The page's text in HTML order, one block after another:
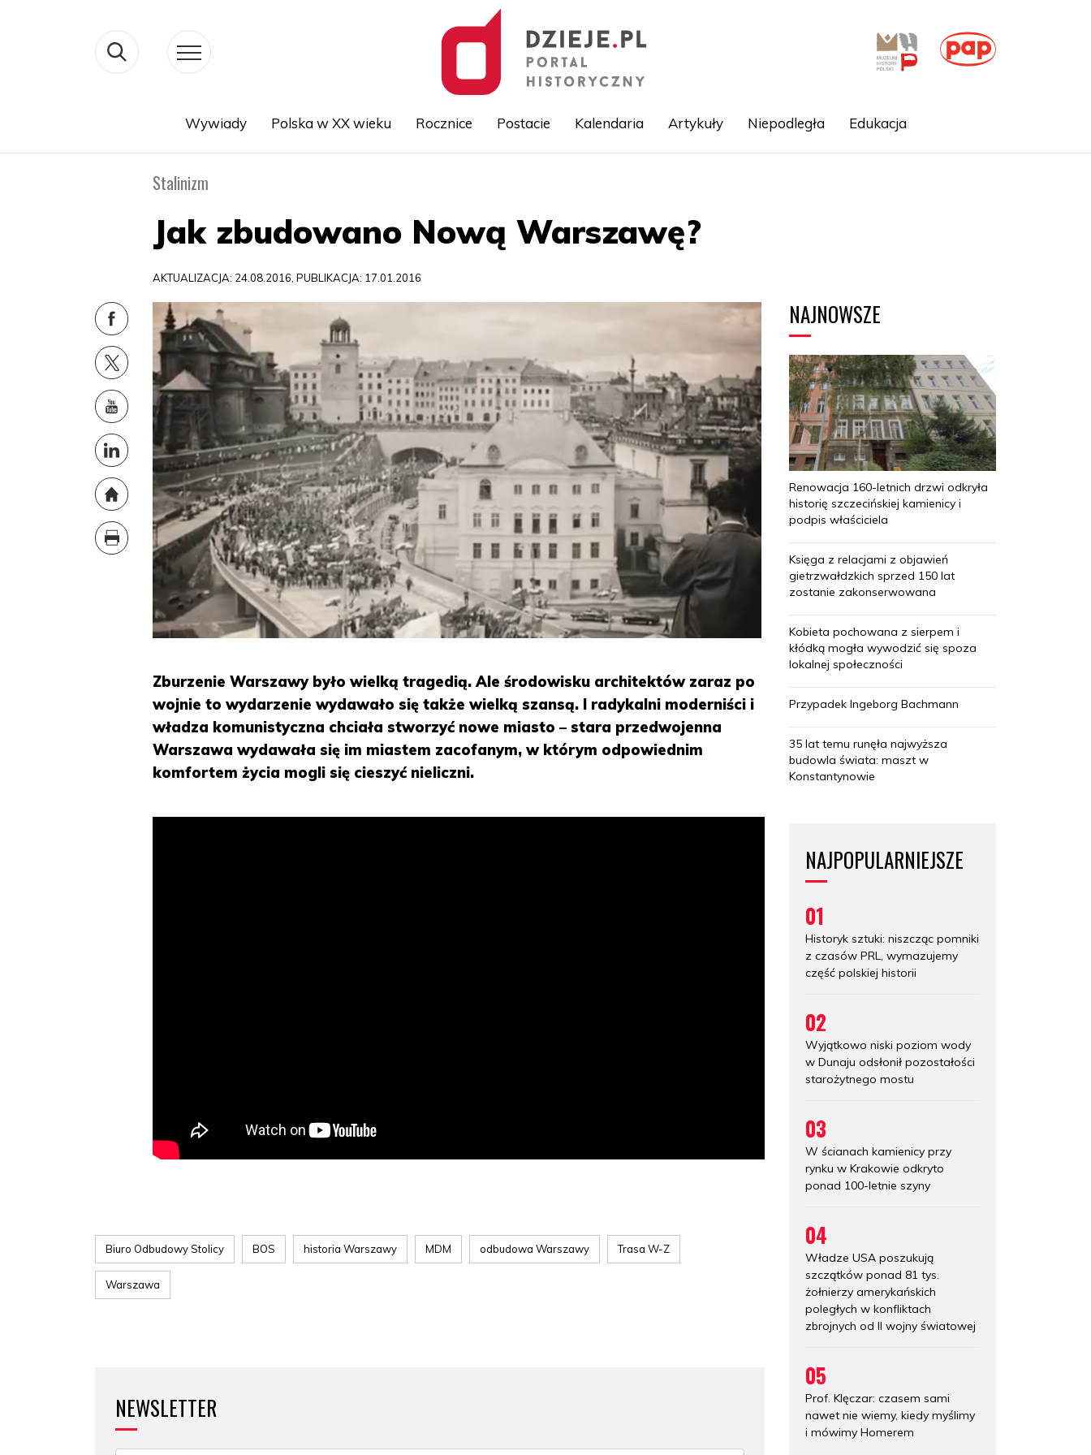
Wywiady Polska w XX wieku Rocznice Postacie Kalendaria Artykuły Niepodległa Edukacja
Stalinizm
Jak zbudowano Nową Warszawę?
AKTUALIZACJA: 24.08.2016, PUBLIKACJA: 17.01.2016
Zburzenie Warszawy było wielką tragedią. Ale środowisku architektów zaraz po
wojnie to wydarzenie wydawało się także wielką szansą. I radykalni moderniści i
władza komunistyczna chciała stworzyć nowe miasto – stara przedwojenna
Warszawa wydawała się im miastem zacofanym, w którym odpowiednim
komfortem życia mogli się cieszyć nieliczni.
Biuro Odbudowy Stolicy BOS historia Warszawy MDM odbudowa Warszawy Trasa W-Z
Warszawa
NEWSLETTER
NAJNOWSZE
Renowacja 160-letnich drzwi odkryła
historię szczecińskiej kamienicy i
podpis właściciela
Księga z relacjami z objawień
gietrzwałdzkich sprzed 150 lat
zostanie zakonserwowana
Kobieta pochowana z sierpem i
kłódką mogła wywodzić się spoza
lokalnej społeczności
Przypadek Ingeborg Bachmann
35 lat temu runęła najwyższa
budowla świata: maszt w
Konstantynowie
NAJPOPULARNIEJSZE
01
Historyk sztuki: niszcząc pomniki
z czasów PRL, wymazujemy
część polskiej historii
02
Wyjątkowo niski poziom wody
w Dunaju odsłonił pozostałości
starożytnego mostu
03
W ścianach kamienicy przy
rynku w Krakowie odkryto
ponad 100-letnie szyny
04
Władze USA poszukują
szczątków ponad 81 tys.
żołnierzy amerykańskich
poległych w konfliktach
zbrojnych od II wojny światowej
05
Prof. Klęczar: czasem sami
nawet nie wiemy, kiedy myślimy
i mówimy Homerem